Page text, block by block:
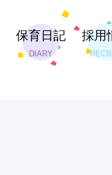
保育日記
DIARY
採用